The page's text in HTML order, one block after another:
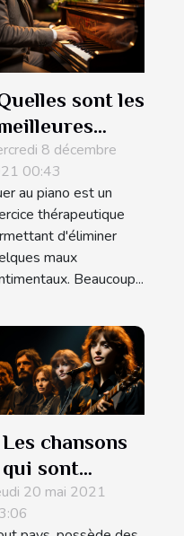
sont les
pour
à
au piano
8 décembre
00:43
au piano est un
thérapeutique
d'éliminer
maux
Beaucoup...
Les chansons
qui sont
entrées dans
l'histoire du
20 mai 2021